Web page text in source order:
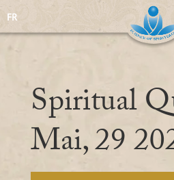
FR
Spiritual
Mai, 29